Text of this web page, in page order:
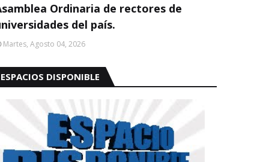
Ordinaria de rectores de
del país.
Martes, Agosto 04, 2026
ESPACIOS DISPONIBLE